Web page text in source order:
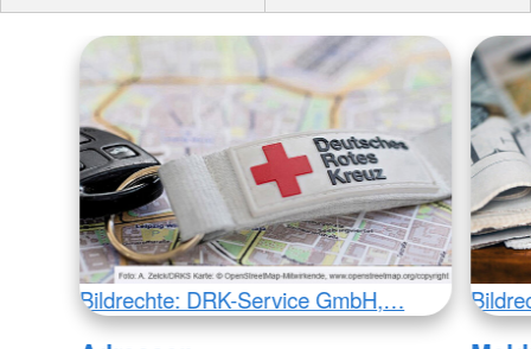
Bildrechte: DRK-Service GmbH,…